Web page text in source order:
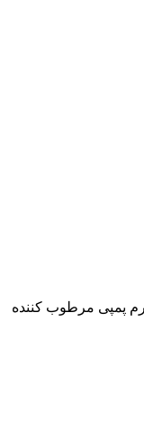
پمپی مرطوب کننده